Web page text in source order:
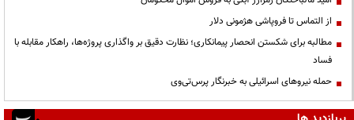
از التماس تا فروپاشی هژمونی دلار
مطالبه برای شکستن انحصار پیمانکاری؛ نظارت دقیق بر واگذاری پروژه‌ها، راهکار مقابله با
فساد
حمله نیروهای اسرائیلی به خبرنگار پرس‌تی‌وی